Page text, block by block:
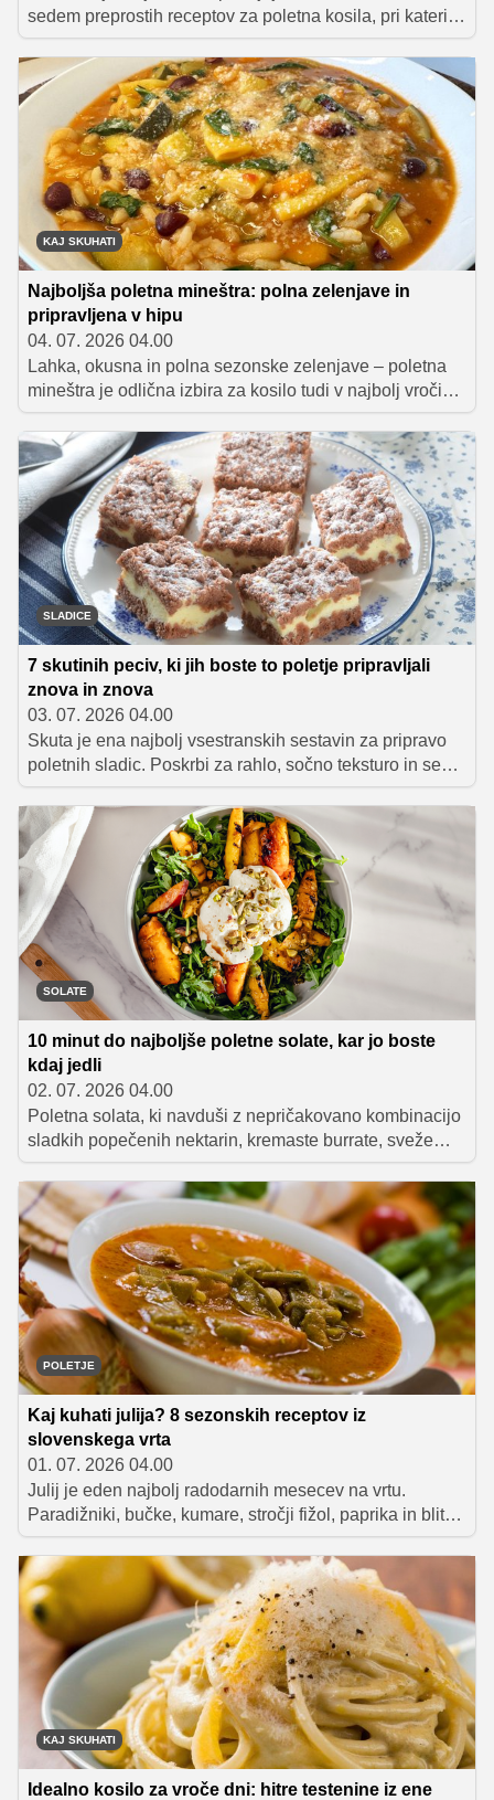
sedem preprostih receptov za poletna kosila, pri katerih
so v ospredju sveže sestavine in hitra priprava. Na
tedenskem jedilniku so testenine, omleta, mineštra,
zelenjavni polpeti in druge jedi, ki bodo navdušile vso
družino.
KAJ SKUHATI
Najboljša poletna mineštra: polna zelenjave in
pripravljena v hipu
04. 07. 2026 04.00
Lahka, okusna in polna sezonske zelenjave – poletna
mineštra je odlična izbira za kosilo tudi v najbolj vročih
dneh. Tokratna različica je pripravljena iz treh vrst fižola,
zato je še posebej nasitna, njena priprava pa je zelo
preprosta.
SLADICE
7 skutinih peciv, ki jih boste to poletje pripravljali
znova in znova
03. 07. 2026 04.00
Skuta je ena najbolj vsestranskih sestavin za pripravo
poletnih sladic. Poskrbi za rahlo, sočno teksturo in se
odlično ujame s sezonskim sadjem, kot so marelice,
breskve in jagodičevje. Zbrali smo sedem odličnih
receptov za skutina peciva, ki bodo navdušila tako ob
popoldanski kavi kot ob posebnih priložnostih.
SOLATE
10 minut do najboljše poletne solate, kar jo boste
kdaj jedli
02. 07. 2026 04.00
Poletna solata, ki navduši z nepričakovano kombinacijo
sladkih popečenih nektarin, kremaste burrate, sveže
rukole in aromatične bazilike. Vse skupaj poveže domač
balzamični preliv, rezultat pa je lahka, a izjemno okusna
jed, ki jo pripravite v nekaj minutah.
POLETJE
Kaj kuhati julija? 8 sezonskih receptov iz
slovenskega vrta
01. 07. 2026 04.00
Julij je eden najbolj radodarnih mesecev na vrtu.
Paradižniki, bučke, kumare, stročji fižol, paprika in blitva
ponujajo nešteto možnosti za pripravo lahkih in okusnih
sezonskih jedi. Zbrali smo osem receptov, s katerimi
boste izkoristili najboljše, kar ponuja domači vrt.
KAJ SKUHATI
Idealno kosilo za vroče dni: hitre testenine iz ene